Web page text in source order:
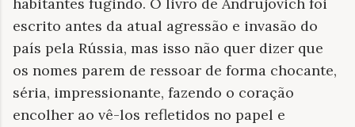
escrito antes da atual agressão e invasão do
país pela Rússia, mas isso não quer dizer que
os nomes parem de ressoar de forma chocante,
séria, impressionante, fazendo o coração
encolher ao vê-los refletidos no papel e